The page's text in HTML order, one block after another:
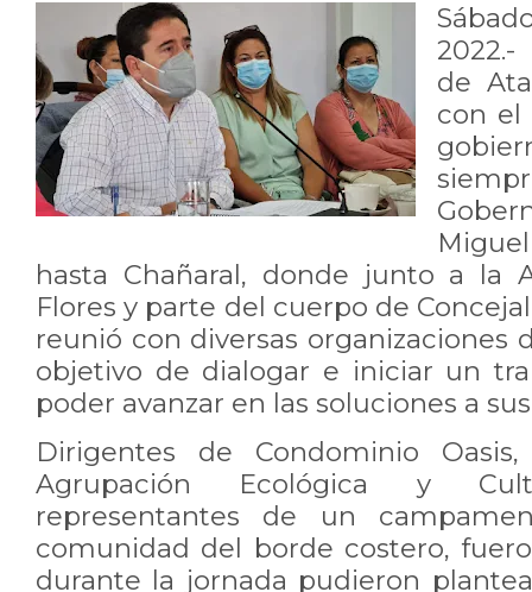
2022.-
de
con el
hasta Chañaral, donde junto a la
Flores y parte del cuerpo de
reunió con diversas organizaciones
objetivo de dialogar e iniciar un
poder avanzar en las soluciones a
Dirigentes de Condominio
Agrupación Ecológica y
representantes de un
comunidad del borde costero,
durante la jornada pudieron